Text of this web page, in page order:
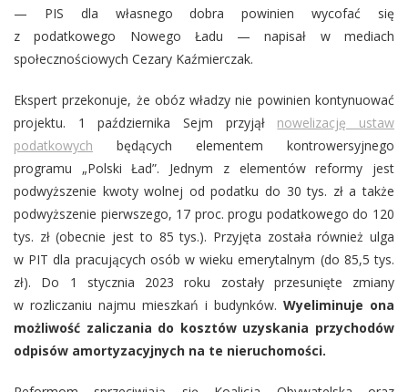
— PIS dla własnego dobra powinien wycofać się
z podatkowego Nowego Ładu — napisał w mediach
społecznościowych Cezary Kaźmierczak.
Ekspert przekonuje, że obóz władzy nie powinien kontynuować
projektu. 1 października Sejm przyjął nowelizację ustaw
podatkowych będących elementem kontrowersyjnego
programu „Polski Ład”. Jednym z elementów reformy jest
podwyższenie kwoty wolnej od podatku do 30 tys. zł a także
podwyższenie pierwszego, 17 proc. progu podatkowego do 120
tys. zł (obecnie jest to 85 tys.). Przyjęta została również ulga
w PIT dla pracujących osób w wieku emerytalnym (do 85,5 tys.
zł). Do 1 stycznia 2023 roku zostały przesunięte zmiany
w rozliczaniu najmu mieszkań i budynków. Wyeliminuje ona
możliwość zaliczania do kosztów uzyskania przychodów
odpisów amortyzacyjnych na te nieruchomości.